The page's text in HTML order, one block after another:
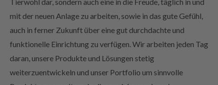
mit der neuen Anlage zu arbeiten, sowie in das gute Gefühl,
auch in ferner Zukunft über eine gut durchdachte und
funktionelle Einrichtung zu verfügen. Wir arbeiten jeden Tag
daran, unsere Produkte und Lösungen stetig
weiterzuentwickeln und unser Portfolio um sinnvolle
Produkte zu erweitern. In diesem Jahr wurden wir